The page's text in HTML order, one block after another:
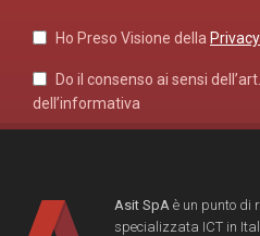
Ho Preso Visione della
Do il consenso ai sensi
dell’informativa
Asit SpA è un punto di
specializzata ICT in